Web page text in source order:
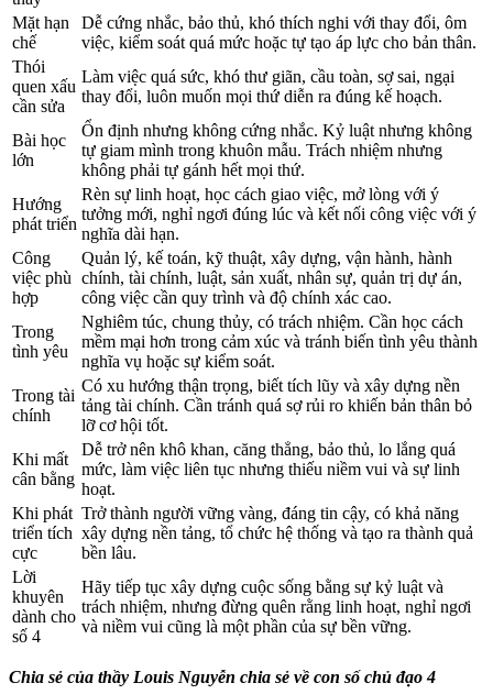
Mặt hạn
chế
Dễ cứng nhắc, bảo thủ, khó thích nghi với thay đổi, ôm
việc, kiểm soát quá mức hoặc tự tạo áp lực cho bản thân.
Thói
quen xấu
cần sửa
Làm việc quá sức, khó thư giãn, cầu toàn, sợ sai, ngại
thay đổi, luôn muốn mọi thứ diễn ra đúng kế hoạch.
Bài học
lớn
Ổn định nhưng không cứng nhắc. Kỷ luật nhưng không
tự giam mình trong khuôn mẫu. Trách nhiệm nhưng
không phải tự gánh hết mọi thứ.
Hướng
phát triển
Rèn sự linh hoạt, học cách giao việc, mở lòng với ý
tưởng mới, nghỉ ngơi đúng lúc và kết nối công việc với ý
nghĩa dài hạn.
Công
việc phù
hợp
Quản lý, kế toán, kỹ thuật, xây dựng, vận hành, hành
chính, tài chính, luật, sản xuất, nhân sự, quản trị dự án,
công việc cần quy trình và độ chính xác cao.
Trong
tình yêu
Nghiêm túc, chung thủy, có trách nhiệm. Cần học cách
mềm mại hơn trong cảm xúc và tránh biến tình yêu thành
nghĩa vụ hoặc sự kiểm soát.
Trong tài
chính
Có xu hướng thận trọng, biết tích lũy và xây dựng nền
tảng tài chính. Cần tránh quá sợ rủi ro khiến bản thân bỏ
lỡ cơ hội tốt.
Khi mất
cân bằng
Dễ trở nên khô khan, căng thẳng, bảo thủ, lo lắng quá
mức, làm việc liên tục nhưng thiếu niềm vui và sự linh
hoạt.
Khi phát
triển tích
cực
Trở thành người vững vàng, đáng tin cậy, có khả năng
xây dựng nền tảng, tổ chức hệ thống và tạo ra thành quả
bền lâu.
Lời
khuyên
dành cho
số 4
Hãy tiếp tục xây dựng cuộc sống bằng sự kỷ luật và
trách nhiệm, nhưng đừng quên rằng linh hoạt, nghỉ ngơi
và niềm vui cũng là một phần của sự bền vững.
Chia sẻ của thầy Louis Nguyễn chia sẻ về con số chủ đạo 4